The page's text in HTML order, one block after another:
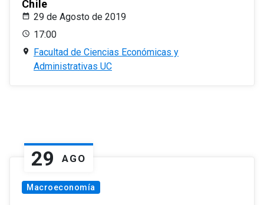
Chile
29 de Agosto de 2019
17:00
Facultad de Ciencias Económicas y
Administrativas UC
29 AGO
Macroeconomía